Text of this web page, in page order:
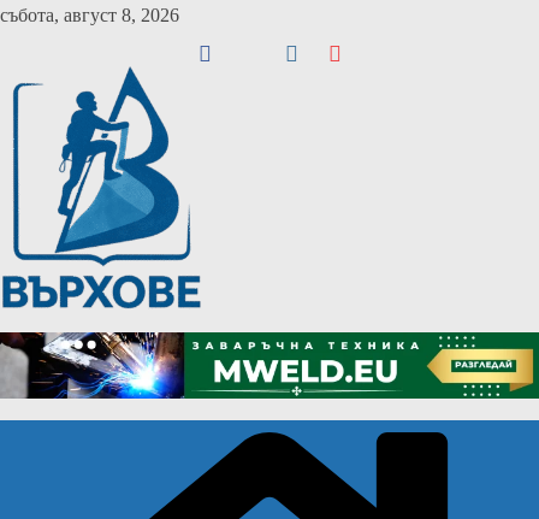
Skip
събота, август 8, 2026